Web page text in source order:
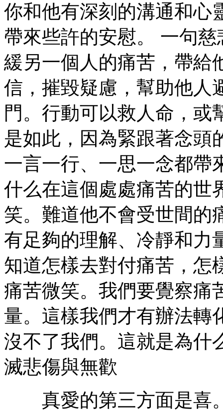
你和他有深刻的溝通和心
帶來些許的安慰。 一句
緩另一個人的痛苦，帶給
信，摧毀疑慮，幫助他人
門。行動可以救人命，或
是如此，因為緊跟著念頭
一言一行、一思一念都帶
什么在這個處處痛苦的世
笑。難道他不會受世間的
有足夠的理解、冷靜和力
知道怎樣去對付痛苦，怎
痛苦微笑。我們要覺察痛
量。這樣我們才有辦法轉
沒不了我們。這就是為什
滅悲傷與無歡
真愛的第三方面是喜